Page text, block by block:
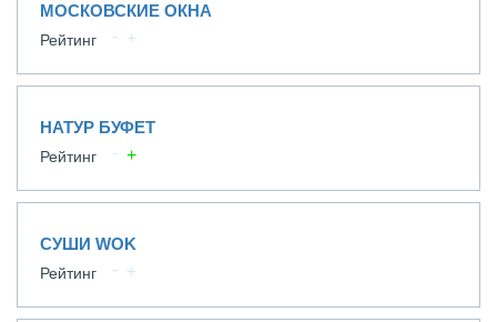
МОСКОВСКИЕ ОКНА
Рейтинг
НАТУР БУФЕТ
Рейтинг
СУШИ WOK
Рейтинг